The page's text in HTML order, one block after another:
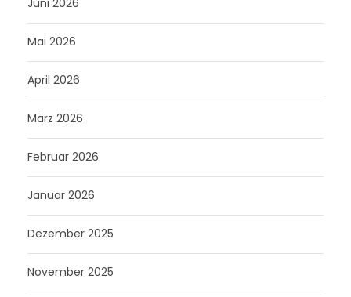
Mai 2026
April 2026
März 2026
Februar 2026
Januar 2026
Dezember 2025
November 2025